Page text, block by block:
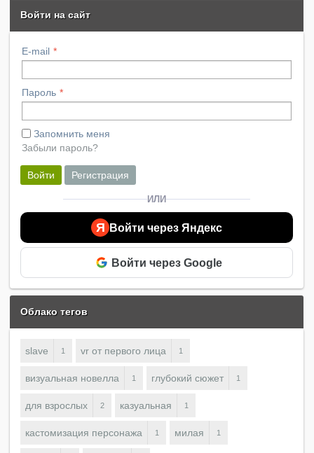
Войти на сайт
E-mail
Пароль
Запомнить меня
Забыли пароль?
Войти Регистрация
ИЛИ
Я Войти через Яндекс
Войти через Google
Облако тегов
slave 1 vr от первого лица 1
визуальная новелла 1 глубокий сюжет 1
для взрослых 2 казуальная 1
кастомизация персонажа 1 милая 1